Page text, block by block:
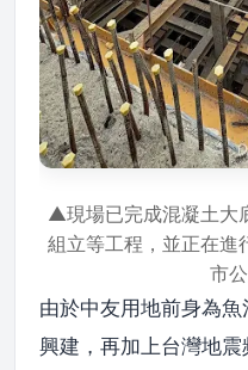
▲現場已完成混凝土大
組立等工程，並正在進
市
由於中友用地前身為
興建，再加上台灣地